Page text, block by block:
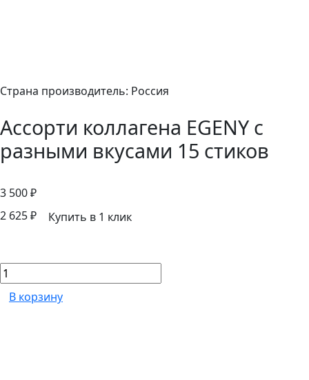
Страна производитель: Россия
Ассорти коллагена EGENY с
разными вкусами 15 стиков
3 500 ₽
2 625 ₽
Купить в 1 клик
В корзину